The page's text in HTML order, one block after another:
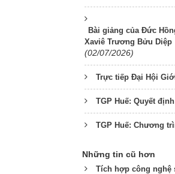
Bài giảng của Đức
Xaviê Trương Bửu Diệp
(02/07/2026)
Trực tiếp Đại Hội
TGP Huế: Quyết
TGP Huế: Chương
Những tin cũ hơn
Tích hợp công nghệ